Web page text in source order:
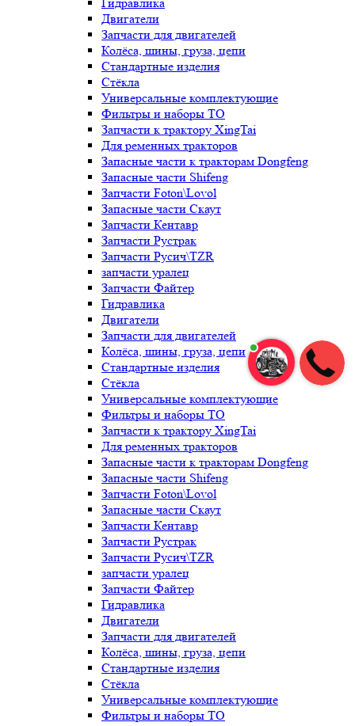
Двигатели
Запчасти для двигателей
Колёса, шины, груза, цепи
Стандартные изделия
Стёкла
Универсальные комплектующие
Фильтры и наборы ТО
Запчасти к трактору XingTai
Для ременных тракторов
Запасные части к тракторам Dongfeng
Запасные части Shifeng
Запчасти Foton\Lovol
Запасные части Скаут
Запчасти Кентавр
Запчасти Рустрак
Запчасти Русич\TZR
запчасти уралец
Запчасти Файтер
Гидравлика
Двигатели
Запчасти для двигателей
Колёса, шины, груза, цепи
Стандартные изделия
Стёкла
Универсальные комплектующие
Фильтры и наборы ТО
Запчасти к трактору XingTai
Для ременных тракторов
Запасные части к тракторам Dongfeng
Запасные части Shifeng
Запчасти Foton\Lovol
Запасные части Скаут
Запчасти Кентавр
Запчасти Рустрак
Запчасти Русич\TZR
запчасти уралец
Запчасти Файтер
Гидравлика
Двигатели
Запчасти для двигателей
Колёса, шины, груза, цепи
Стандартные изделия
Стёкла
Универсальные комплектующие
Фильтры и наборы ТО